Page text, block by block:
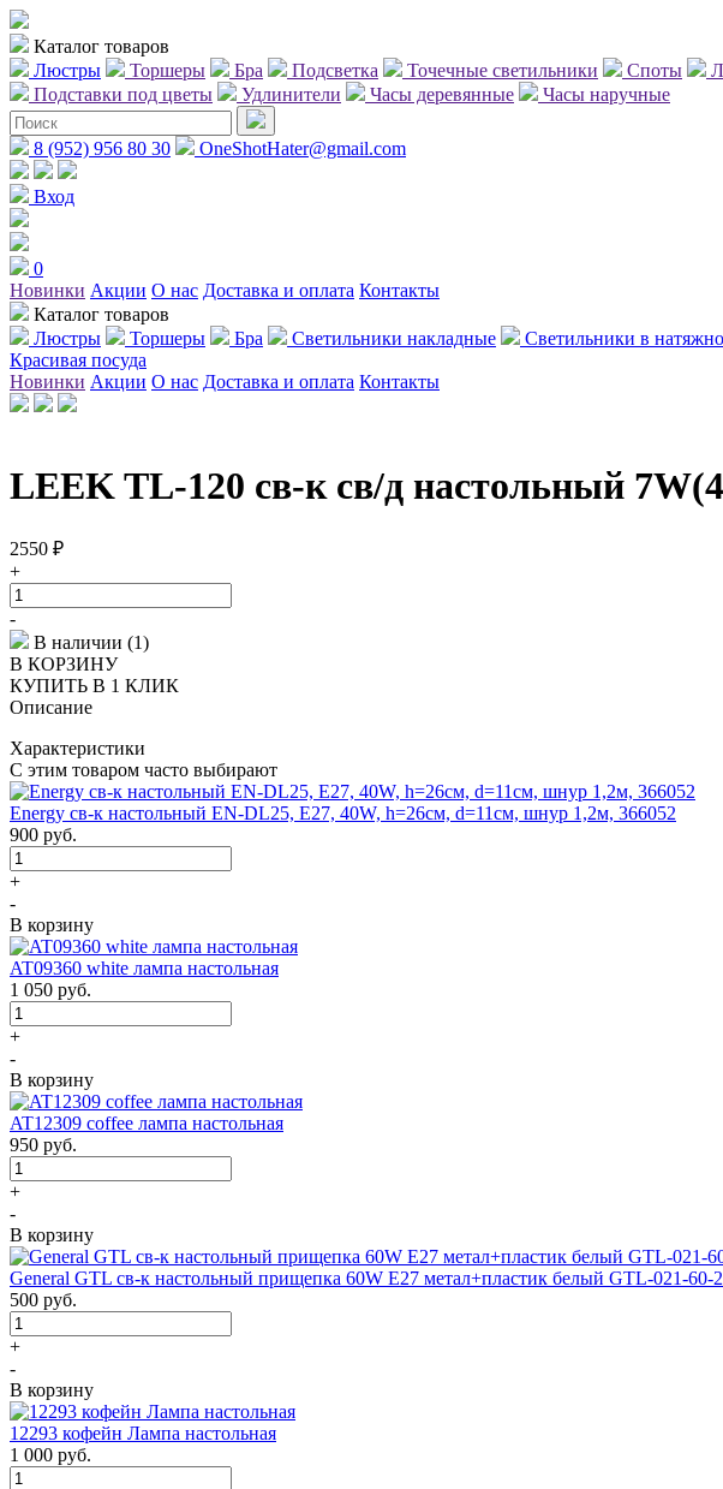
Каталог товаров
Люстры
Торшеры Бра Подсветка Точечные светильники Споты
Подставки под цветы
Удлинители Часы деревянные Часы наручные
8 (952) 956 80 30 OneShotHater@gmail.com
Вход
0
Новинки Акции О нас Доставка и оплата Контакты
Каталог товаров
Люстры
Торшеры Бра Светильники накладные Светильники в
Красивая посуда
Новинки Акции О нас Доставка и оплата Контакты
LEEK TL-120 св-к св/д настольный
2550 ₽
+
-
В наличии (1)
В КОРЗИНУ
КУПИТЬ В 1 КЛИК
Описание
Характеристики
С этим товаром часто выбирают
Energy св-к настольный EN-DL25, E27, 40W, h=26см, d=11см, шнур 1,2м, 366052
900 руб.
+
-
В корзину
AT09360 white лампа настольная
1 050 руб.
+
-
В корзину
AT12309 coffee лампа настольная
950 руб.
+
-
В корзину
General GTL св-к настольный прищепка 60W E27 метал+пластик белый GTL-021-60-
500 руб.
+
-
В корзину
12293 кофейн Лампа настольная
1 000 руб.